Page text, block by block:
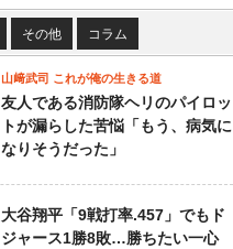
その他 コラム
山﨑武司 これが俺の生きる道
友人である消防隊ヘリのパイロッ
トが漏らした苦悩「もう、病気に
なりそうだった」
大谷翔平「9戦打率.457」でもド
ジャース1勝8敗…勝ちたい一心